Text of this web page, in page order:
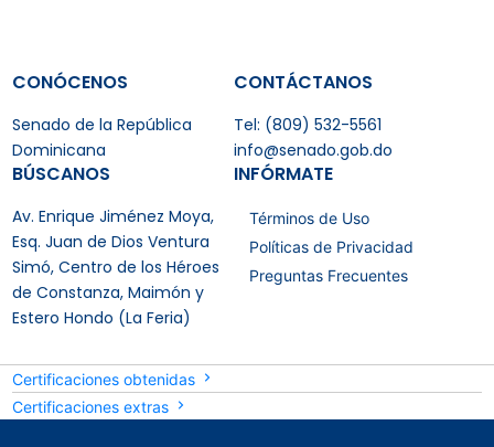
CONÓCENOS
Senado de la República
Dominicana
CONTÁCTANOS
Tel: (809) 532-5561
info@senado.gob.do
BÚSCANOS
Av. Enrique Jiménez Moya,
Esq. Juan de Dios Ventura
Simó, Centro de los Héroes
de Constanza, Maimón y
Estero Hondo (La Feria)
INFÓRMATE
Términos de Uso
Políticas de Privacidad
Preguntas Frecuentes
Certificaciones obtenidas
Certificaciones extras